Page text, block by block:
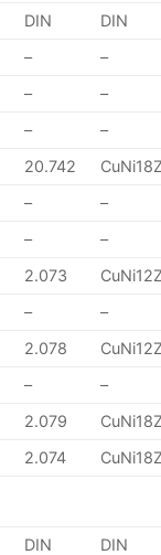
DIN
DIN
–
–
–
–
–
–
20.742
–
–
–
–
2.073
–
–
2.078
–
–
2.079
2.074
DIN
DIN